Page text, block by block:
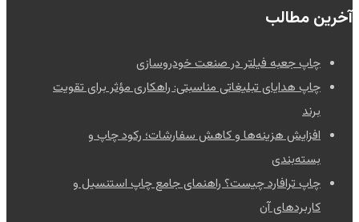
آخرین مطالب
چاپ جعبه فیلتر در صنعت خودروسازی
چاپ هدایای تبلیغاتی مناسبتی: راهکاری مؤثر برای تقویت
برند
افزایش هزینه‌ها و کاهش سفارشات؛ رکود چاپ و
بسته‌بندی
چاپ ترافارد چیست؟ راهنمای جامع چاپ استنسیل و
کاربردهای آن